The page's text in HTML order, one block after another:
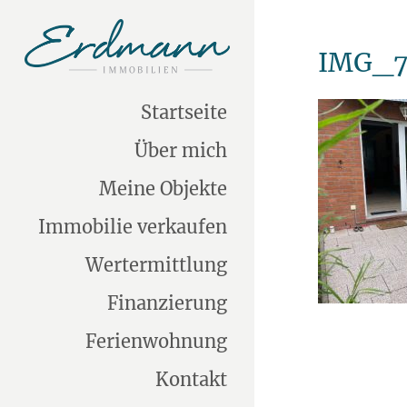
Startseite
Über mich
Meine Objekte
Immobilie verkaufen
Wertermittlung
Finanzierung
Ferienwohnung
Kontakt